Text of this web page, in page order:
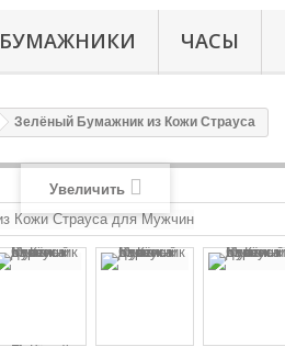
БУМАЖНИКИ ЧАСЫ
Зелёный Бумажник из Кожи Страуса
Увеличить